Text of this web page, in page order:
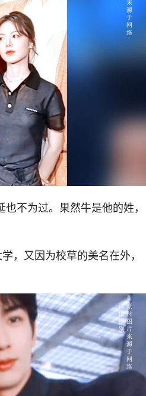
不为过。果然牛是他的姓，
，又因为校草的美名在外，